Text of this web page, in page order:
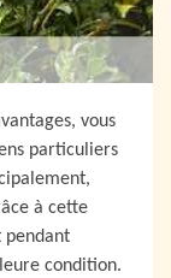
vous
particuliers
à cette
pendant
condition.